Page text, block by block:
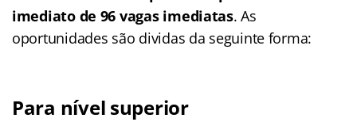
imediato de 96 vagas imediatas. As
oportunidades são dividas da seguinte forma:
Para nível superior